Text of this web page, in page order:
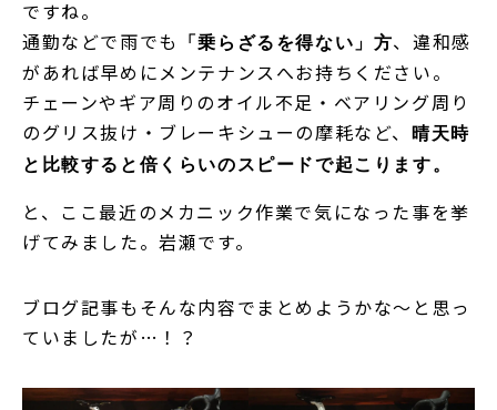
ですね。
通勤などで雨でも
「乗らざるを得ない」方、違和感
があれば早めにメンテナンスへお持ちください。
チェーンやギア周りのオイル不足・ベアリング周り
のグリス抜け・ブレーキシューの摩耗など、
晴天時
と比較すると倍くらいのスピードで起こります。
と、ここ最近のメカニック作業で気になった事を挙
げてみました。岩瀬です。
ブログ記事もそんな内容でまとめようかな～と思っ
ていましたが…！？